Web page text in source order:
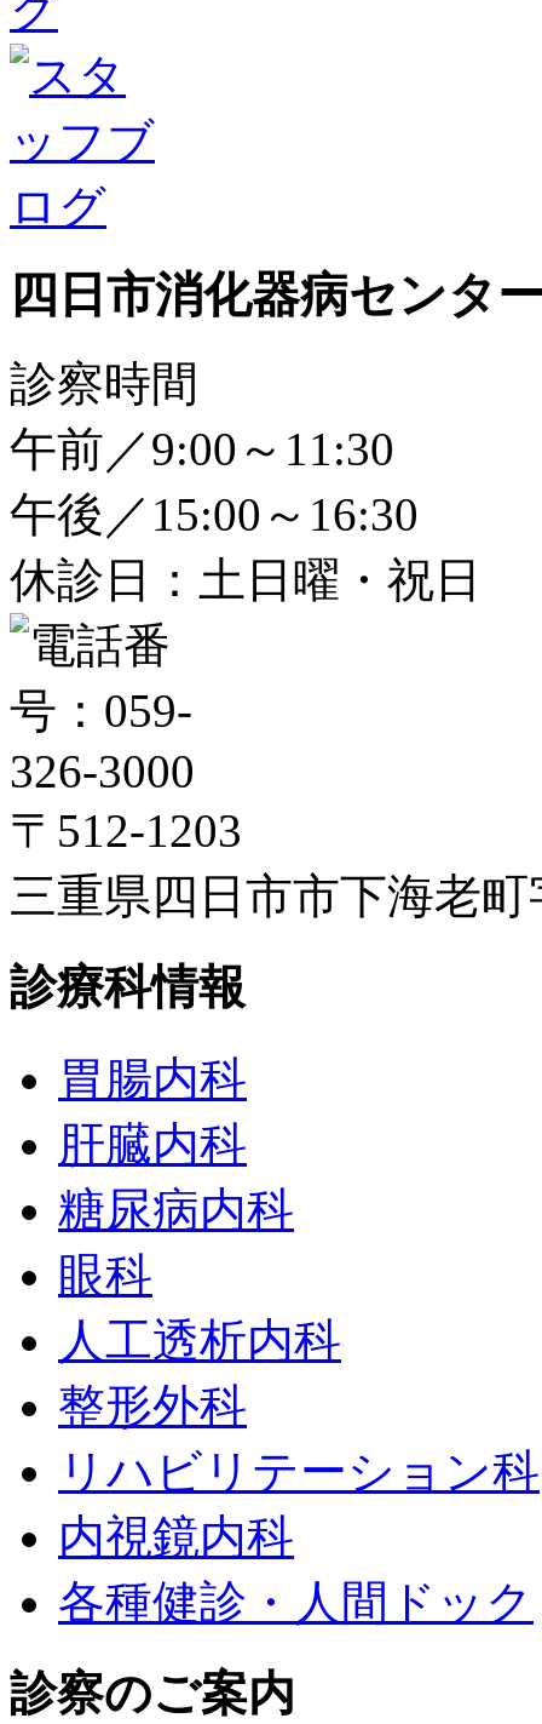
四日市消化器病センタ
診察時間
午前／9:00～11:30
午後／15:00～16:30
休診日：土日曜・祝日
〒512-1203
三重県四日市市下海老町
診療科情報
胃腸内科
肝臓内科
糖尿病内科
眼科
人工透析内科
整形外科
リハビリテーション科
内視鏡内科
各種健診・人間ドック
診察のご案内